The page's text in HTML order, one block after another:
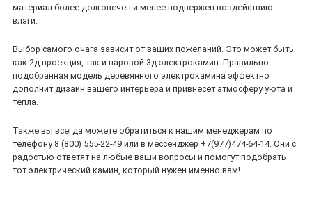
материал более долговечен и менее подвержен воздействию
влаги.
Выбор самого очага зависит от ваших пожеланий. Это может быть
как 2д проекция, так и паровой 3д электрокамин. Правильно
подобранная модель деревянного электрокамина эффектно
дополнит дизайн вашего интерьера и привнесет атмосферу уюта и
тепла.
Также вы всегда можете обратиться к нашим менеджерам по
телефону 8 (800) 555-22-49 или в мессенджер +7(977)474-64-14. Они с
радостью ответят на любые ваши вопросы и помогут подобрать
тот электрический камин, который нужен именно вам!